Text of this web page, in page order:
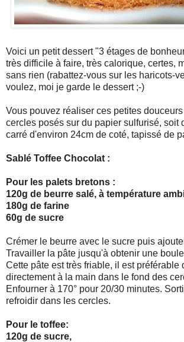
Voici un petit dessert "3 étages de
très difficile à faire, très calorique, certes,
sans rien (rabattez-vous sur les haricots-
voulez, moi je garde le dessert ;-)
Vous pouvez réaliser ces petites
cercles posés sur du papier sulfurisé, soit
carré d'environ 24cm de coté, tapissé de
Sablé Toffee Chocolat :
Pour les palets bretons :
120g de beurre salé, à température
180g de farine
60g de sucre
Crémer le beurre avec le sucre puis
Travailler la pâte jusqu'à obtenir une
Cette pâte est très friable, il est préférable
directement à la main dans le fond des
Enfourner à 170° pour 20/30 minutes.
refroidir dans les cercles.
Pour le toffee:
120g de sucre,